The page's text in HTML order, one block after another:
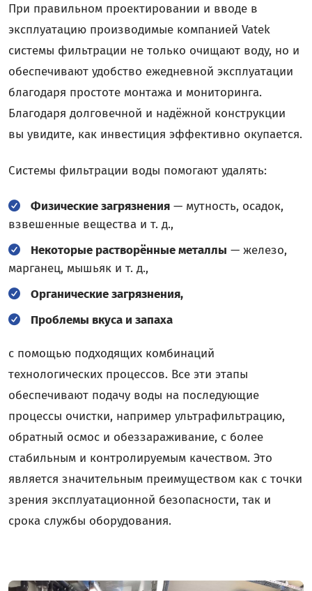
При правильном проектировании и вводе в
эксплуатацию производимые компанией Vatek
системы фильтрации не только очищают воду, но и
обеспечивают удобство ежедневной эксплуатации
благодаря простоте монтажа и мониторинга.
Благодаря долговечной и надёжной конструкции
вы увидите, как инвестиция эффективно окупается.
Системы фильтрации воды помогают удалять:
Физические загрязнения — мутность, осадок,
взвешенные вещества и т. д.,
Некоторые растворённые металлы — железо,
марганец, мышьяк и т. д.,
Органические загрязнения,
Проблемы вкуса и запаха
с помощью подходящих комбинаций
технологических процессов. Все эти этапы
обеспечивают подачу воды на последующие
процессы очистки, например ультрафильтрацию,
обратный осмос и обеззараживание, с более
стабильным и контролируемым качеством. Это
является значительным преимуществом как с точки
зрения эксплуатационной безопасности, так и
срока службы оборудования.